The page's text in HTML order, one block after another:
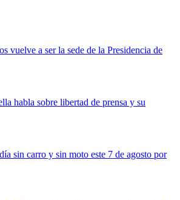
vuelve a ser la sede de la Presidencia de
habla sobre libertad de prensa y su
sin carro y sin moto este 7 de agosto por